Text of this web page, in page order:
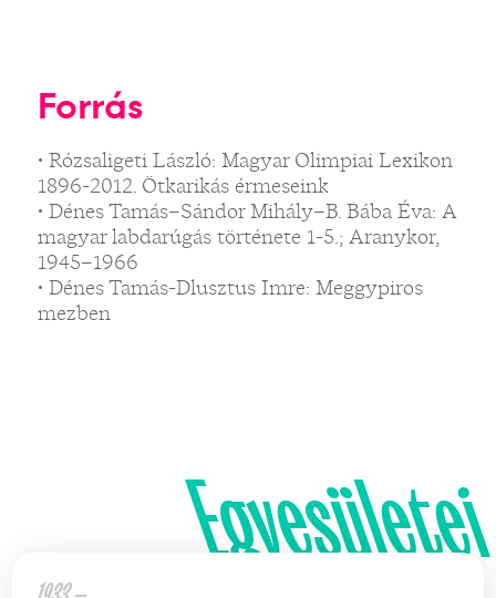
Forrás
• Rózsaligeti László: Magyar Olimpiai Lexikon
1896-2012. Ötkarikás érmeseink
• Dénes Tamás–Sándor Mihály–B. Bába Éva: A
magyar labdarúgás története 1-5.; Aranykor,
1945–1966
• Dénes Tamás-Dlusztus Imre: Meggypiros
mezben
Egyesületei